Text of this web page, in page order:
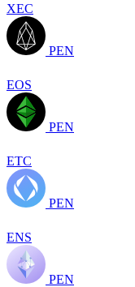
XEC
PEN
EOS
PEN
ETC
PEN
ENS
PEN